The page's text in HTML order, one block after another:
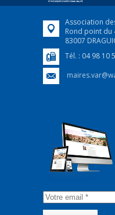
Association
Rond point du
83007
Tél. : 04 98 10